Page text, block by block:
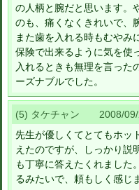
の人柄と腕だと思います。
のも、痛くなくきれいで、
また歯を入れる時もむやみ
保険で出来るように気を使
入れるときも無理を言った
ーズナブルでした。
(5) タケチャン 2008/
先生が優しくてとてもホッ
えたのですが、しっかり説
も丁寧に答えたくれました
るみたいで、頼もしく感じ